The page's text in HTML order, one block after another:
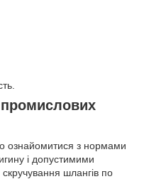
промислових
ознайомитися з нормами
і допустимими
шлангів по